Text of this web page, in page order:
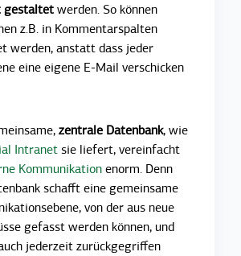
gestaltetwerden. So können
z.B. in Kommentarspalten
werden, anstatt dass jeder
eine eigene E-Mail verschicken
zentrale Datenbank, wie
Intranetsie liefert, vereinfacht
Kommunikationenorm. Denn
schafft eine gemeinsame
von der aus neue
gefasst werden können, und
jederzeit zurückgegriffen